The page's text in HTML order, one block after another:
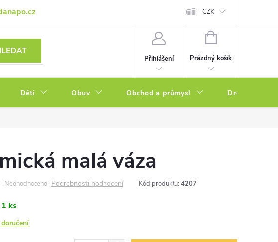
Reklamace a výměna zboží Podmínky ochrany osobních údajů Soubory cookies
CZK
Přihlášení
NÁKUPNÍ
Prázdný košík
Děti Obuv Obchod a průmysl Drogerie
malá váza
Neohodnoceno Podrobnosti hodnocení Kód produktu: 4207
1 ks